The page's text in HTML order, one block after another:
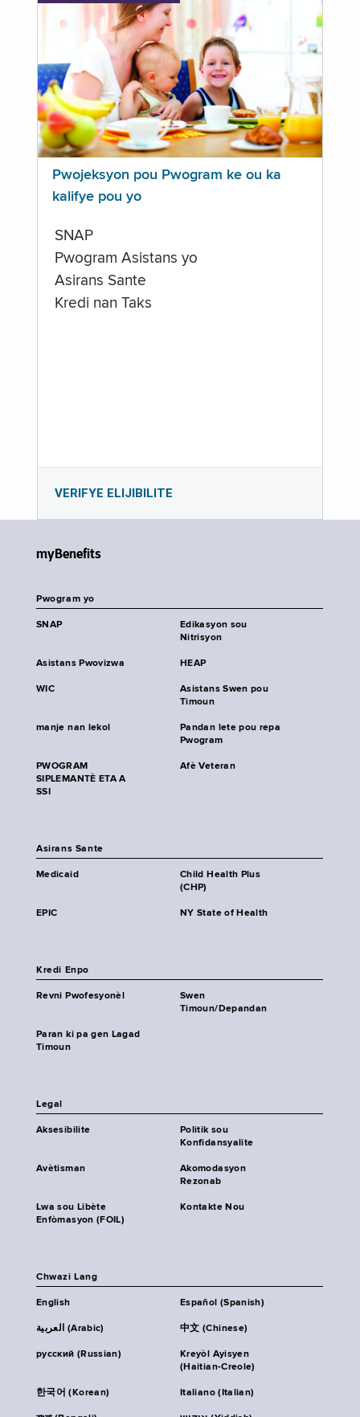
Pwojeksyon pou Pwogram ke ou ka
kalifye pou yo
SNAP
Pwogram Asistans yo
Asirans Sante
Kredi nan Taks
VERIFYE ELIJIBILITE
myBenefits
Pwogram yo
SNAP
Edikasyon sou
Nitrisyon
Asistans Pwovizwa HEAP
WIC
Asistans Swen pou
Timoun
manje nan lekol
Pandan lete pou repa
Pwogram
PWOGRAM
SIPLEMANTÈ ETA A
SSI
Afè Veteran
Asirans Sante
Medicaid
Child Health Plus
(CHP)
EPIC NY State of Health
Kredi Enpo
Revni Pwofesyonèl
Swen
Timoun/Depandan
Paran ki pa gen Lagad
Timoun
Legal
Aksesibilite
Politik sou
Konfidansyalite
Avètisman
Akomodasyon
Rezonab
Lwa sou Libète
Enfòmasyon (FOIL)
Kontakte Nou
Chwazi Lang
English Español (Spanish)
العربية (Arabic) 中文 (Chinese)
русский (Russian)
Kreyòl Ayisyen
(Haitian-Creole)
한국어 (Korean) Italiano (Italian)